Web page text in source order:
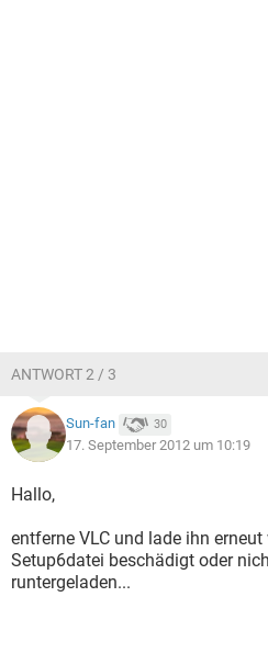
ANTWORT 2 / 3
Sun-fan 30
17. September 2012 um 10:19
Hallo,
entferne VLC und lade ihn
Setup6datei beschädigt oder
runtergeladen...